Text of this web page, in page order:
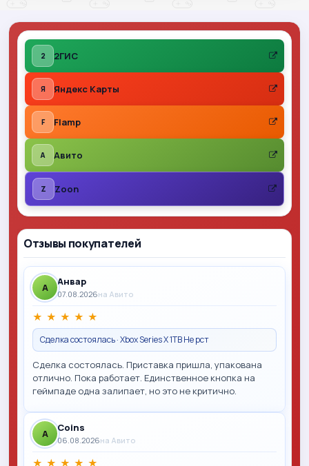
Отзывы покупателей
A Анвар
07.08.2026на Авито
★ ★ ★ ★ ★
Сделка состоялась · Xbox Series X 1TB Не рст
Сделка состоялась. Приставка пришла, упакована
отлично. Пока работает. Единственное кнопка на
геймпаде одна залипает, но это не критично.
A Coins
06.08.2026на Авито
★ ★ ★ ★ ★
2 2ГИС
Я Яндекс Карты
F Flamp
A Авито
Z Zoon